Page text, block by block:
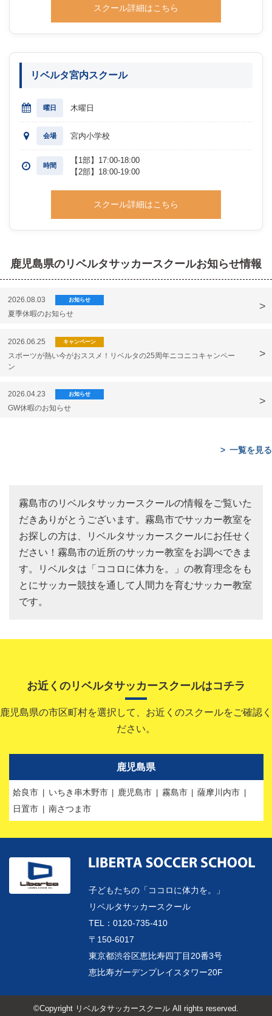
スクール詳細はこちら
リベルタ宮内スクール
曜日 木曜日
会場 宮内小学校
時間
【1部】17:00-18:00
【2部】18:00-19:00
スクール詳細はこちら
鹿児島県のリベルタサッカースクールお知らせ情報
2026.08.03 お知らせ
夏季休暇のお知らせ
2026.06.25 キャンペーン
スポーツが熱い今がおススメ！リベルタの25周年ニコニコキャンペー
ン
2026.04.23 お知らせ
GW休暇のお知らせ
一覧を見る
霧島市のリベルタサッカースクールの情報をご覧いた
だきありがとうございます。霧島市でサッカー教室を
お探しの方は、リベルタサッカースクールにお任せく
ださい！霧島市の近所のサッカー教室をお調べできま
す。リベルタは「ココロに体力を。」の教育理念をも
とにサッカー競技を通して人間力を育むサッカー教室
です。
お近くのリベルタサッカースクールはコチラ
鹿児島県の市区町村を選択して、お近くのスクールをご確認く
ださい。
鹿児島県
姶良市 いちき串木野市 鹿児島市 霧島市
薩摩川内市
日置市
南さつま市
子どもたちの「ココロに体力を。」
リベルタサッカースクール
TEL：0120-735-410
〒150-6017
東京都渋谷区恵比寿四丁目20番3号
恵比寿ガーデンプレイスタワー20F
©Copyright リベルタサッカースクール All rights reserved.